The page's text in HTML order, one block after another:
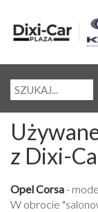
z Dixi-
Opel Corsa-
W obrocie